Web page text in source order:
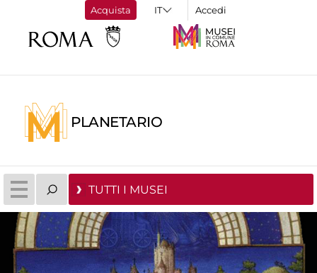
Acquista Accedi
PLANETARIO
TUTTI I MUSEI